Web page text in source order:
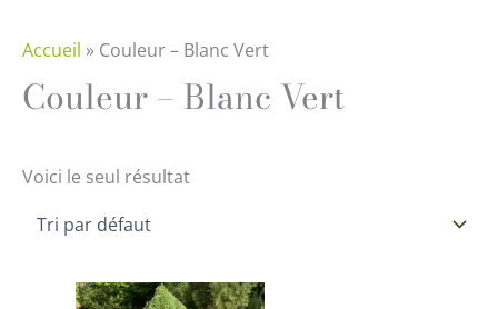
Accueil » Couleur – Blanc Vert
Couleur – Blanc Vert
Voici le seul résultat